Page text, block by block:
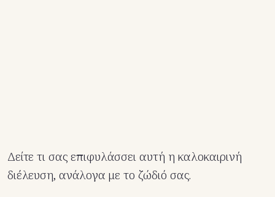
Δείτε τι σας επιφυλάσσει αυτή η καλοκαιρινή
διέλευση, ανάλογα με το ζώδιό σας.